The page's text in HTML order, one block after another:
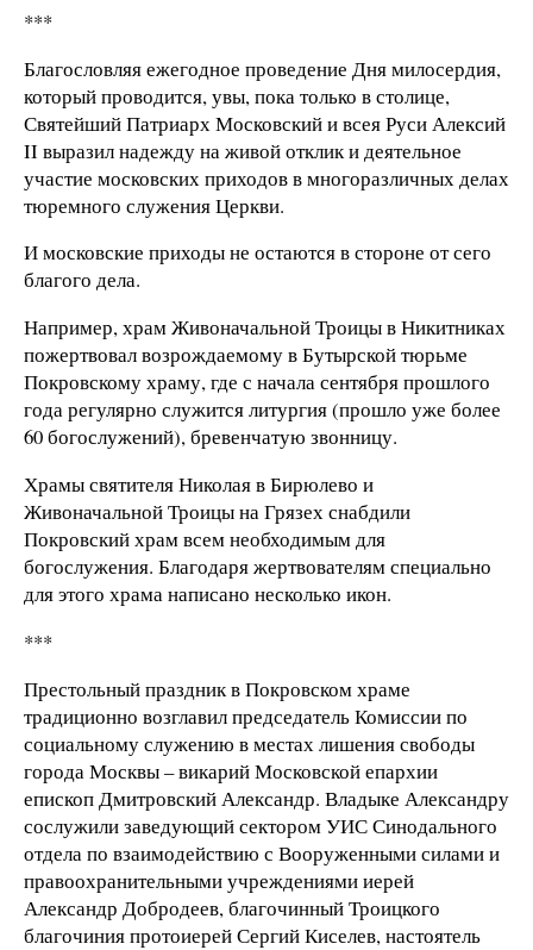
***
Благословляя ежегодное проведение Дня милосердия,
который проводится, увы, пока только в столице,
Святейший Патриарх Московский и всея Руси Алексий
II выразил надежду на живой отклик и деятельное
участие московских приходов в многоразличных делах
тюремного служения Церкви.
И московские приходы не остаются в стороне от сего
благого дела.
Например, храм Живоначальной Троицы в Никитниках
пожертвовал возрождаемому в Бутырской тюрьме
Покровскому храму, где с начала сентября прошлого
года регулярно служится литургия (прошло уже более
60 богослужений), бревенчатую звонницу.
Храмы святителя Николая в Бирюлево и
Живоначальной Троицы на Грязех снабдили
Покровский храм всем необходимым для
богослужения. Благодаря жертвователям специально
для этого храма написано несколько икон.
***
Престольный праздник в Покровском храме
традиционно возглавил председатель Комиссии по
социальному служению в местах лишения свободы
города Москвы – викарий Московской епархии
епископ Дмитровский Александр. Владыке Александру
сослужили заведующий сектором УИС Синодального
отдела по взаимодействию с Вооруженными силами и
правоохранительными учреждениями иерей
Александр Добродеев, благочинный Троицкого
благочиния протоиерей Сергий Киселев, настоятель